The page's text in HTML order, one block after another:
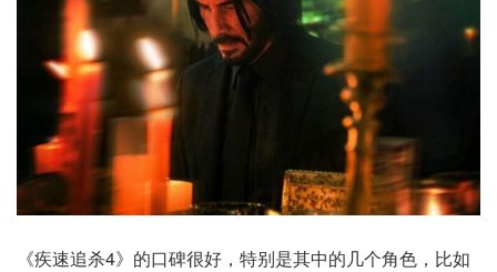
《疾速追杀4》的口碑很好，特别是其中的几个角色，比如